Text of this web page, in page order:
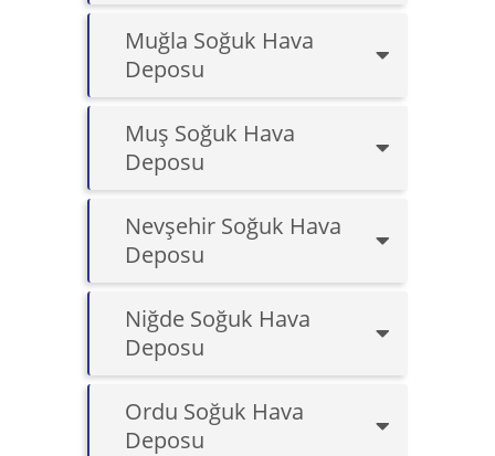
Muğla Soğuk Hava
Deposu
Muş Soğuk Hava
Deposu
Nevşehir Soğuk Hava
Deposu
Niğde Soğuk Hava
Deposu
Ordu Soğuk Hava
Deposu